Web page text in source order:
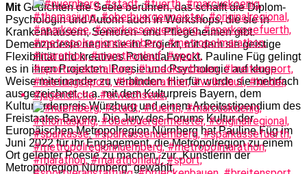
Mit Gedichten die Seele berühren, das schafft die Diplom-
Psychologin und Autorin auch in Workshops, die sie in
Krankenhäusern, Senioren- und Pflegeheimen gibt.
Demenzpoesie nennt sie ihr Projekt, mit dem sie geistige
Flexibilität und kreatives Potential weckt. Pauline Füg gelingt
es in ihren Projekten, Poesie und Psychologie auf kluge
Weise miteinander zu verbinden. Hierfür wurde sie mehrfach
ausgezeichnet, u.a. mit dem Kulturpreis Bayern, dem
Kulturförderpreis Würzburg und einem Arbeitsstipendium des
Freistaates Bayern. Die Jury des Forums Kultur der
Europäischen Metropolregion Nürnberg hat Pauline Füg im
Juni 2022 für ihr Engagement, die Metropolregion zu einem
Ort gelebter Poesie zu machen, zur „Künstlerin der
Metropolregion Nürnberg“ gewählt.